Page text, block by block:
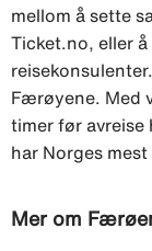
mellom å sette
Ticket.no, eller
Færøyene. Med
timer før avreise
har Norges
Mer om